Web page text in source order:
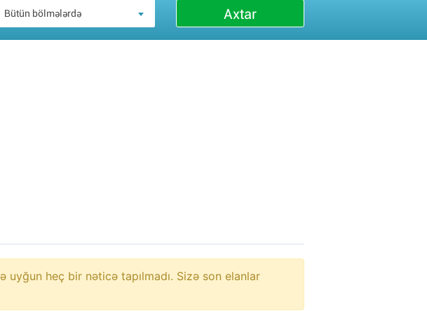
Bütün bölmələrdə Axtar
uyğun heç bir nəticə tapılmadı. Sizə son elanlar